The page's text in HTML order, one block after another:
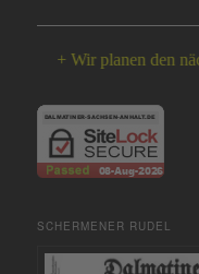
planen den nächsten
SCHERMENER RUDEL